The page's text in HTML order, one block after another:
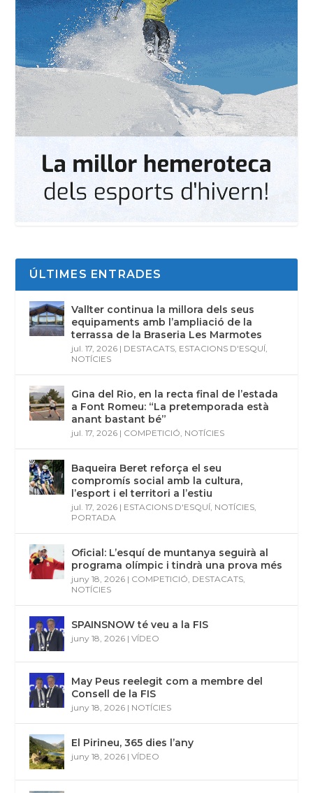
ÚLTIMES ENTRADES
Vallter continua la millora dels seus
equipaments amb l’ampliació de la
terrassa de la Braseria Les Marmotes
jul. 17, 2026 | DESTACATS ESTACIONS D'ESQUÍ
NOTÍCIES
Gina del Rio, en la recta final de l’estada
a Font Romeu: “La pretemporada està
anant bastant bé”
jul. 17, 2026 | COMPETICIÓ NOTÍCIES
Baqueira Beret reforça el seu
compromís social amb la cultura,
l’esport i el territori a l’estiu
jul. 17, 2026 | ESTACIONS D'ESQUÍ NOTÍCIES
PORTADA
Oficial: L’esquí de muntanya seguirà al
programa olímpic i tindrà una prova més
juny 18, 2026 | COMPETICIÓ DESTACATS
NOTÍCIES
SPAINSNOW té veu a la FIS
juny 18, 2026 |VÍDEO
May Peus reelegit com a membre del
Consell de la FIS
juny 18, 2026 | NOTÍCIES
El Pirineu, 365 dies l’any
juny 18, 2026 |VÍDEO